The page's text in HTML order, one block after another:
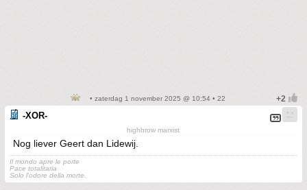
• zaterdag 1 november 2025 @ 10:54 • 22
-XOR-
highbrow marxist
Nog liever Geert dan Lidewij.
Il mondo apre le porte
Pace totalitaria
Solo l'odore della morte.